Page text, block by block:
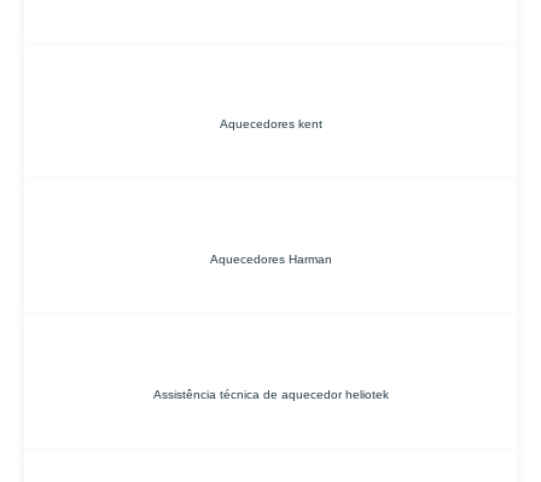
Aquecedores kent
Aquecedores Harman
Assistência técnica de aquecedor heliotek